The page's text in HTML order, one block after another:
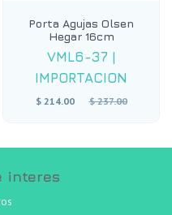
Porta Agujas Olsen
Hegar 16cm
VML6-37 |
IMPORTACION
$ 214.00
Precio
$ 237.00
interes